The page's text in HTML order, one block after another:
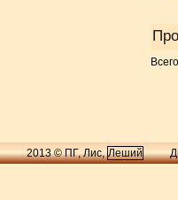
2013 © ПГ, Лис,Леший